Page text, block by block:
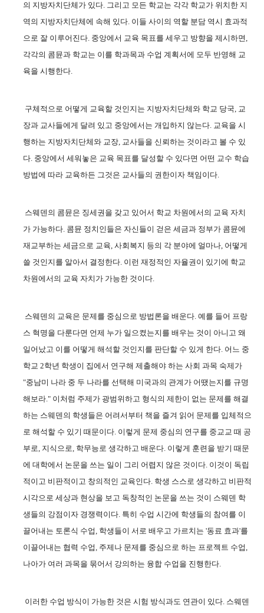
의 지방자치단체가 있다. 그리고 모든 학교는 각각 학교가 위치한 지
역의 지방자치단체에 속해 있다. 이들 사이의 역할 분담 역시 효과적
으로 잘 이루어진다. 중앙에서 교육 목표를 세우고 방향을 제시하면,
각각의 콤뮨과 학교는 이를 학과목과 수업 계획서에 모두 반영해 교
육을 시행한다.
구체적으로 어떻게 교육할 것인지는 지방자치단체와 학교 당국, 교
장과 교사들에게 달려 있고 중앙에서는 개입하지 않는다. 교육을 시
행하는 지방자치단체와 교장, 교사들을 신뢰하는 것이라고 볼 수 있
다. 중앙에서 세워놓은 교육 목표를 달성할 수 있다면 어떤 교수 학습
방법에 따라 교육하든 그것은 교사들의 권한이자 책임이다.
스웨덴의 콤뮨은 징세권을 갖고 있어서 학교 차원에서의 교육 자치
가 가능하다. 콤뮨 정치인들은 자신들이 걷은 세금과 정부가 콤뮨에
재교부하는 세금으로 교육, 사회복지 등의 각 분야에 얼마나, 어떻게
쓸 것인지를 알아서 결정한다. 이런 재정적인 자율권이 있기에 학교
차원에서의 교육 자치가 가능한 것이다.
스웨덴의 교육은 문제를 중심으로 방법론을 배운다. 예를 들어 프랑
스 혁명을 다룬다면 언제 누가 일으켰는지를 배우는 것이 아니고 왜
일어났고 이를 어떻게 해석할 것인지를 판단할 수 있게 한다. 어느 중
학교 2학년 학생이 집에서 연구해 제출해야 하는 사회 과목 숙제가
"중남미 나라 중 두 나라를 선택해 미국과의 관계가 어땠는지를 규명
해보라." 이처럼 주제가 광범위하고 형식의 제한이 없는 문제를 해결
하는 스웨덴의 학생들은 어려서부터 책을 즐겨 읽어 문제를 입체적으
로 해석할 수 있기 때문이다. 이렇게 문제 중심의 연구를 중교교 때 공
부로, 지식으로, 학무능로 생각하고 배운다. 이렇게 훈련을 받기 때문
에 대학에서 논문을 쓰는 일이 그리 어렵지 않은 것이다. 이것이 독립
적이고 비판적이고 창의적인 교육인다. 학생 스스로 생각하고 비판적
시각으로 세상과 현상을 보고 독창적인 논문을 쓰는 것이 스웨덴 학
생들의 강점이자 경쟁력이다. 특히 수업 시간에 학생들의 참여를 이
끌어내는 토론식 수업, 학생들이 서로 배우고 가르치는 '동료 효과'를
이끌어내는 협력 수업, 주제나 문제를 중심으로 하는 프로젝트 수업,
나아가 여러 과목을 묶어서 강의하는 융합 수업을 진행한다.
이러한 수업 방식이 가능한 것은 시험 방식과도 연관이 있다. 스웨덴